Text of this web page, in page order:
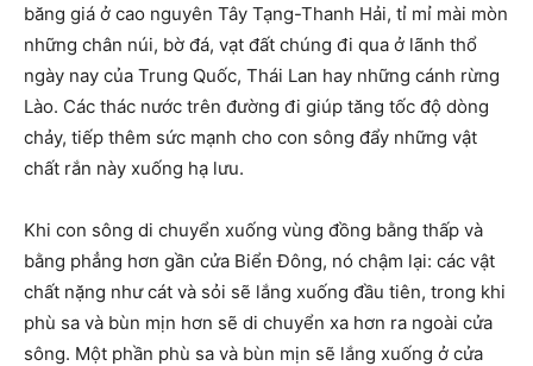
băng giá ở cao nguyên Tây Tạng-Thanh Hải, tỉ mỉ mài mòn
những chân núi, bờ đá, vạt đất chúng đi qua ở lãnh thổ
ngày nay của Trung Quốc, Thái Lan hay những cánh rừng
Lào. Các thác nước trên đường đi giúp tăng tốc độ dòng
chảy, tiếp thêm sức mạnh cho con sông đẩy những vật
chất rắn này xuống hạ lưu.
Khi con sông di chuyển xuống vùng đồng bằng thấp và
bằng phẳng hơn gần cửa Biển Đông, nó chậm lại: các vật
chất nặng như cát và sỏi sẽ lắng xuống đầu tiên, trong khi
phù sa và bùn mịn hơn sẽ di chuyển xa hơn ra ngoài cửa
sông. Một phần phù sa và bùn mịn sẽ lắng xuống ở cửa